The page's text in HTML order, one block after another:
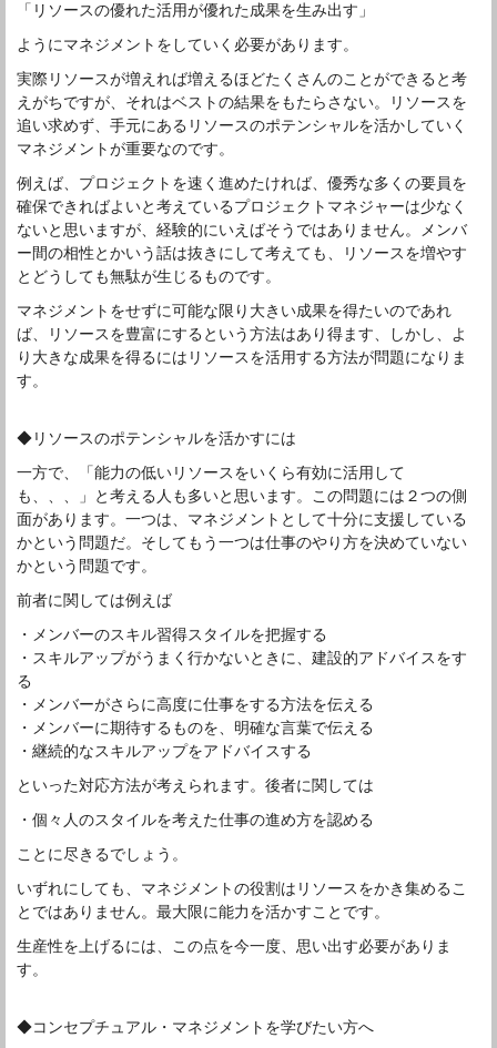
「リソースの優れた活用が優れた成果を生み出す」
ようにマネジメントをしていく必要があります。
実際リソースが増えれば増えるほどたくさんのことができると考
えがちですが、それはベストの結果をもたらさない。リソースを
追い求めず、手元にあるリソースのポテンシャルを活かしていく
マネジメントが重要なのです。
例えば、プロジェクトを速く進めたければ、優秀な多くの要員を
確保できればよいと考えているプロジェクトマネジャーは少なく
ないと思いますが、経験的にいえばそうではありません。メンバ
ー間の相性とかいう話は抜きにして考えても、リソースを増やす
とどうしても無駄が生じるものです。
マネジメントをせずに可能な限り大きい成果を得たいのであれ
ば、リソースを豊富にするという方法はあり得ます、しかし、よ
り大きな成果を得るにはリソースを活用する方法が問題になりま
す。
◆リソースのポテンシャルを活かすには
一方で、「能力の低いリソースをいくら有効に活用して
も、、、」と考える人も多いと思います。この問題には２つの側
面があります。一つは、マネジメントとして十分に支援している
かという問題だ。そしてもう一つは仕事のやり方を決めていない
かという問題です。
前者に関しては例えば
・メンバーのスキル習得スタイルを把握する
・スキルアップがうまく行かないときに、建設的アドバイスをす
る
・メンバーがさらに高度に仕事をする方法を伝える
・メンバーに期待するものを、明確な言葉で伝える
・継続的なスキルアップをアドバイスする
といった対応方法が考えられます。後者に関しては
・個々人のスタイルを考えた仕事の進め方を認める
ことに尽きるでしょう。
いずれにしても、マネジメントの役割はリソースをかき集めるこ
とではありません。最大限に能力を活かすことです。
生産性を上げるには、この点を今一度、思い出す必要がありま
す。
◆コンセプチュアル・マネジメントを学びたい方へ